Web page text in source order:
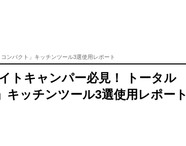
ンパクト」キッチンツール3選使用レポート
トキャンパー必見！ トータル
キッチンツール3選使用レポート